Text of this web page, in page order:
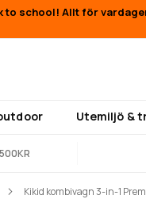
to school! Allt för
Utemiljö &
Kikid kombivagn 3-in-1